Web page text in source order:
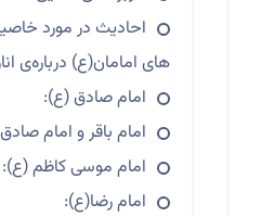
احادیث در مورد
های امامان(ع) درباره‌ی
امام صادق (ع):
امام باقر و امام
امام موسی كاظم (ع):
امام رضا(ع):